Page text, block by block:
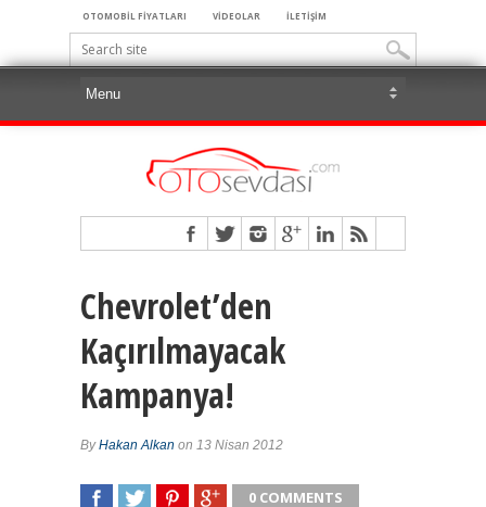
OTOMOBİL FİYATLARI VİDEOLAR İLETİŞİM
Chevrolet’den
Kaçırılmayacak
Kampanya!
ByHakan Alkan on 13 Nisan 2012
0 COMMENTS